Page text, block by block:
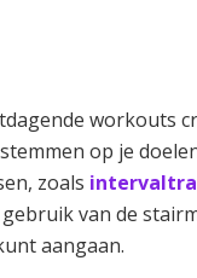
workouts
op je
zoals
van de
aangaan.